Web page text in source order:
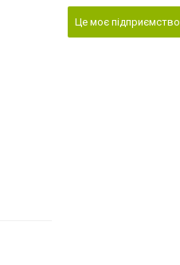
Це моє підприємство